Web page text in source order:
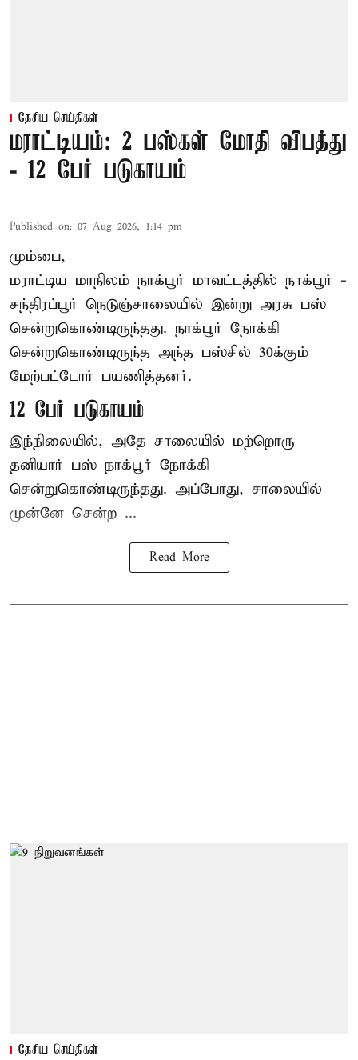
தேசிய செய்திகள்
மராட்டியம்: 2 பஸ்கள் மோதி விபத்து
- 12 பேர் படுகாயம்
Published on: 07 Aug 2026, 1:14 pm
மும்பை,
மராட்டிய மாநிலம் நாக்பூர் மாவட்டத்தில் நாக்பூர் -
சந்திரப்பூர் நெடுஞ்சாலையில் இன்று அரசு பஸ்
சென்றுகொண்டிருந்தது. நாக்பூர் நோக்கி
சென்றுகொண்டிருந்த அந்த பஸ்சில் 30க்கும்
மேற்பட்டோர் பயணித்தனர்.
12 பேர் படுகாயம்
இந்நிலையில், அதே சாலையில் மற்றொரு
தனியார் பஸ் நாக்பூர் நோக்கி
சென்றுகொண்டிருந்தது. அப்போது, சாலையில்
முன்னே சென்ற ...
Read More
தேசிய செய்திகள்